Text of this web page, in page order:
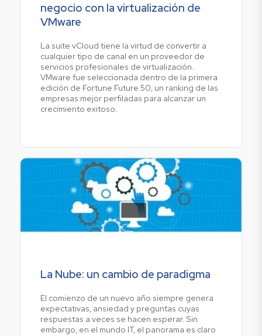
negocio con la virtualización de
VMware
La suite vCloud tiene la virtud de convertir a
cualquier tipo de canal en un proveedor de
servicios profesionales de virtualización.
VMware fue seleccionada dentro de la primera
edición de Fortune Future 50, un ranking de las
empresas mejor perfiladas para alcanzar un
crecimiento exitoso.
La Nube: un cambio de paradigma
El comienzo de un nuevo año siempre genera
expectativas, ansiedad y preguntas cuyas
respuestas a veces se hacen esperar. Sin
embargo, en el mundo IT, el panorama es claro